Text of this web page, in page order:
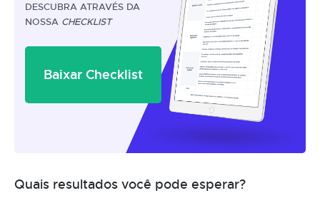
DESCUBRA ATRAVÉS DA
NOSSA CHECKLIST
Baixar Checklist
Quais resultados você pode esperar?